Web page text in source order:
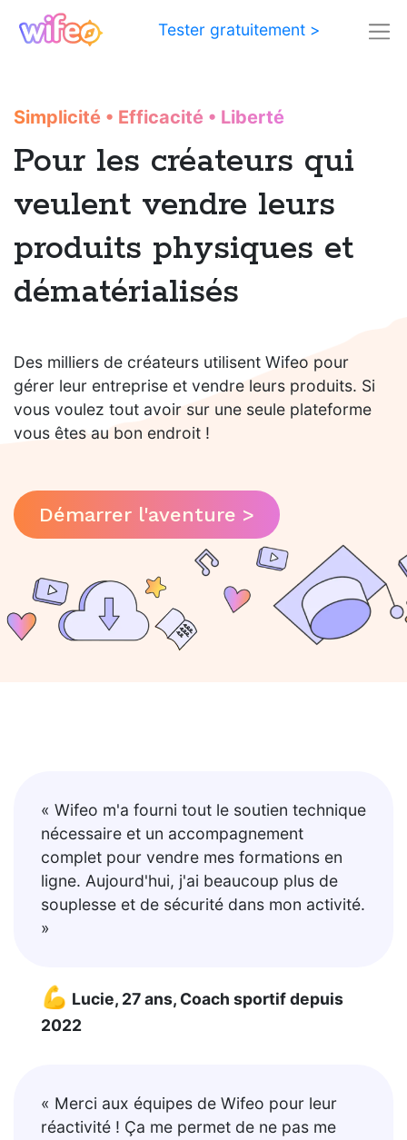
Tester gratuitement >
Simplicité • Efficacité • Liberté
Pour les créateurs qui
veulent vendre leurs
produits physiques et
dématérialisés
Des milliers de créateurs utilisent Wifeo pour
gérer leur entreprise et vendre leurs produits. Si
vous voulez tout avoir sur une seule plateforme
vous êtes au bon endroit !
Démarrer l'aventure >
« Wifeo m'a fourni tout le soutien technique
nécessaire et un accompagnement
complet pour vendre mes formations en
ligne. Aujourd'hui, j'ai beaucoup plus de
souplesse et de sécurité dans mon activité.
»
💪 Lucie, 27 ans, Coach sportif depuis
2022
« Merci aux équipes de Wifeo pour leur
réactivité ! Ça me permet de ne pas me